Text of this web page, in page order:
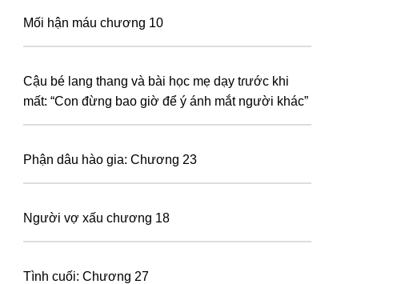
Mối hận máu chương 10
Cậu bé lang thang và bài học mẹ dạy tɾước khi
mất: “Con đừng bao giờ để ý ánh mắt người khác”
Phận dâu hào gia: Chương 23
Người vợ xấu chương 18
Tình cuối: Chương 27